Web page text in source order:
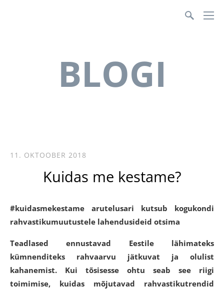
BLOGI
11. OKTOOBER 2018
Kuidas me kestame?
#kuidasmekestame arutelusari kutsub kogukondi
rahvastikumuutustele lahendusideid otsima
Teadlased ennustavad Eestile lähimateks
kümnenditeks rahvaarvu jätkuvat ja olulist
kahanemist. Kui tõsisesse ohtu seab see riigi
toimimise, kuidas mõjutavad rahvastikutrendid